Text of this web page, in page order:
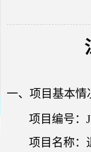
一、项目基本情
项目编号：
项目名称：